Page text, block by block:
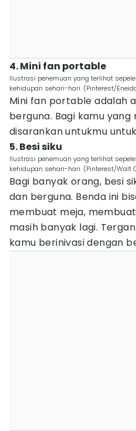
4. Mini fan portable
Ilustrasi penemuan yang terlihat
kehidupan sehari-hari. (Pinterest/
Mini fan portable adalah
berguna. Bagi kamu
disarankan untukmu
5. Besi siku
Ilustrasi penemuan yang terlihat
kehidupan sehari-hari. (Pinterest/Walt
Bagi banyak orang, besi
dan berguna. Benda ini
membuat meja,
masih banyak lagi.
kamu berinivasi dengan